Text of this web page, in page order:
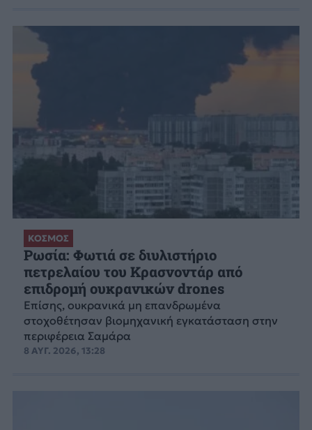
ΚΟΣΜΟΣ
Ρωσία: Φωτιά σε διυλιστήριο
πετρελαίου του Κρασνοντάρ από
επιδρομή ουκρανικών drones
Επίσης, ουκρανικά μη επανδρωμένα
στοχοθέτησαν βιομηχανική εγκατάσταση στην
περιφέρεια Σαμάρα
8 ΑΥΓ. 2026, 13:28